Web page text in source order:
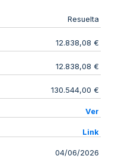
Resuelta
12.838,08 €
12.838,08 €
130.544,00 €
Ver
Link
04/06/2026